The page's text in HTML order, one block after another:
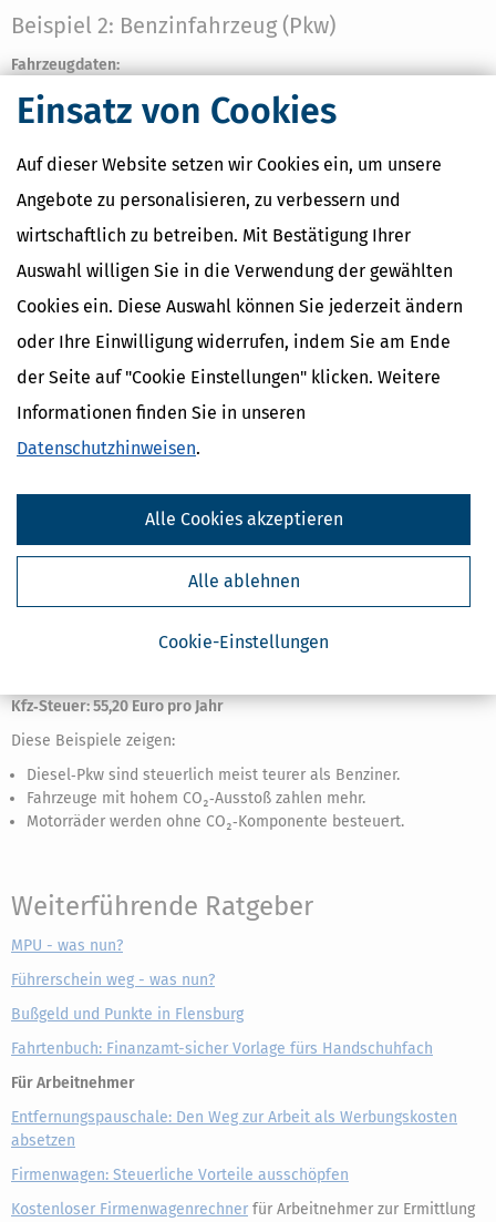
Einsatz von Cookies
Auf dieser Website setzen wir Cookies ein, um unsere
Angebote zu personalisieren, zu verbessern und
wirtschaftlich zu betreiben. Mit Bestätigung Ihrer
Auswahl willigen Sie in die Verwendung der gewählten
Cookies ein. Diese Auswahl können Sie jederzeit ändern
oder Ihre Einwilligung widerrufen, indem Sie am Ende
der Seite auf "Cookie Einstellungen" klicken. Weitere
Informationen finden Sie in unseren
Datenschutzhinweisen.
Cookie-Einstellungen
Alle ablehnen
Alle Cookies akzeptieren
Beispiel 2: Benzinfahrzeug (Pkw)
Fahrzeugdaten:
Antriebsart: Benzin
Hubraum: 1.395 cm³
Erstzulassung: 2020
Emissionsklasse: Euro 6
Berechnung (vereinfacht):
Hubraumsteuer: 2,00 Euro je angefangene 100 cm³ → 14 × 2,00
Euro =
28,00 Euro
CO₂‑Steuer: ca.30,00 Euro
Beispiel 3: Motorrad
Fahrzeugdaten:
Hubraum: 750 cm³
Antriebsart: Benzin
Berechnung:
Steuer: 1,84 Euro je angefangene 25 cm³ → 30 × 1,84 Euro =
Kfz‑Steuer: 55,20 Euro pro Jahr
Diese Beispiele zeigen:
Diesel‑Pkw sind steuerlich meist teurer als Benziner.
Fahrzeuge mit hohem CO₂‑Ausstoß zahlen mehr.
Motorräder werden ohne CO₂‑Komponente besteuert.
Weiterführende Ratgeber
MPU - was nun?
Führerschein weg - was nun?
Bußgeld und Punkte in Flensburg
Fahrtenbuch: Finanzamt-sicher Vorlage fürs Handschuhfach
Für Arbeitnehmer
Entfernungspauschale: Den Weg zur Arbeit als Werbungskosten
absetzen
Firmenwagen: Steuerliche Vorteile ausschöpfen
Kostenloser Firmenwagenrechner für Arbeitnehmer zur Ermittlung